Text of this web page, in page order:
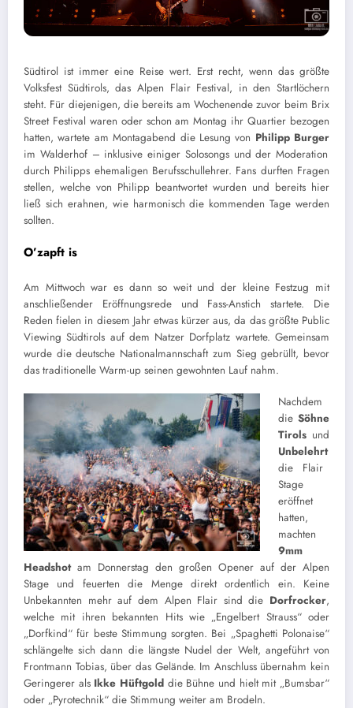
Südtirol ist immer eine Reise wert. Erst recht, wenn das größte
Volksfest Südtirols, das Alpen Flair Festival, in den Startlöchern
steht. Für diejenigen, die bereits am Wochenende zuvor beim Brix
Street Festival waren oder schon am Montag ihr Quartier bezogen
hatten, wartete am Montagabend die Lesung von Philipp Burger
im Walderhof – inklusive einiger Solosongs und der Moderation
durch Philipps ehemaligen Berufsschullehrer. Fans durften Fragen
stellen, welche von Philipp beantwortet wurden und bereits hier
ließ sich erahnen, wie harmonisch die kommenden Tage werden
sollten.
O’zapft is
Am Mittwoch war es dann so weit und der kleine Festzug mit
anschließender Eröffnungsrede und Fass-Anstich startete. Die
Reden fielen in diesem Jahr etwas kürzer aus, da das größte Public
Viewing Südtirols auf dem Natzer Dorfplatz wartete. Gemeinsam
wurde die deutsche Nationalmannschaft zum Sieg gebrüllt, bevor
das traditionelle Warm-up seinen gewohnten Lauf nahm.
Nachdem
die Söhne
Tirolsund
Unbelehrt
die Flair
Stage
eröffnet
hatten,
machten
9mm
Headshotam Donnerstag den großen Opener auf der Alpen
Stage und feuerten die Menge direkt ordentlich ein. Keine
Unbekannten mehr auf dem Alpen Flair sind die Dorfrocker,
welche mit ihren bekannten Hits wie „Engelbert Strauss“ oder
„Dorfkind“ für beste Stimmung sorgten. Bei „Spaghetti Polonaise“
schlängelte sich dann die längste Nudel der Welt, angeführt von
Frontmann Tobias, über das Gelände. Im Anschluss übernahm kein
Geringerer als Ikke Hüftgold die Bühne und hielt mit „Bumsbar“
oder „Pyrotechnik“ die Stimmung weiter am Brodeln.